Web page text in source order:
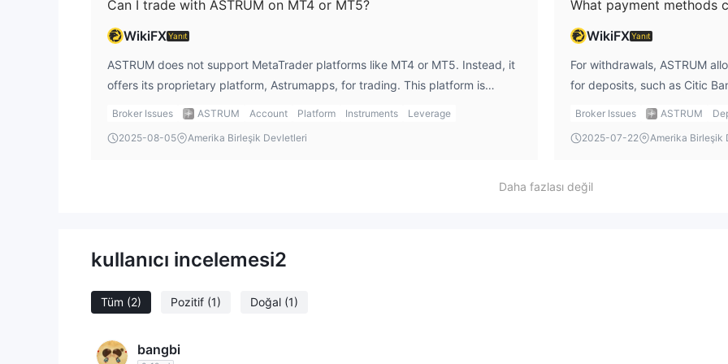
and customer service is a significant advantage.
Can I trade with ASTRUM on MT4 or MT5?
WikiFXYanıt
ASTRUM does not support MetaTrader platforms like MT4 or MT5. Instead, it
offers its proprietary platform, Astrumapps, for trading. This platform is
available on iOS and Android devices and is designed for experienced
to MetaTrader may find Astrumapps different in terms of functionality and
Broker Issues ASTRUM Account Platform Instruments
Leverage
2025-08-05
Amerika Birleşik Devletleri
What payment methods
WikiFXYanıt
For withdrawals, ASTRUM
for deposits, such as Citic
should be aware that
Broker Issues ASTRUM
2025-07-22
Amerika Birleşik
Daha fazlası değil
kullanıcı incelemesi2
Tüm (2) Pozitif (1) Doğal (1)
bangbi